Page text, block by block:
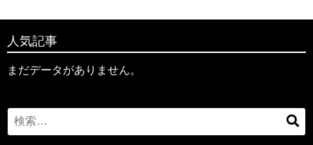
人気記事
まだデータがありません。
Search
for:
検